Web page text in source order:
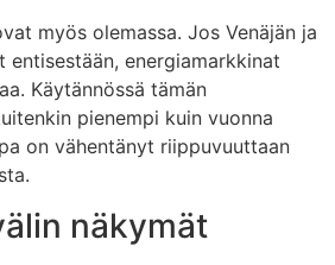
myös olemassa. Jos Venäjän ja
entisestään, energiamarkkinat
Käytännössä tämän
pienempi kuin vuonna
on vähentänyt riippuvuuttaan
näkymät